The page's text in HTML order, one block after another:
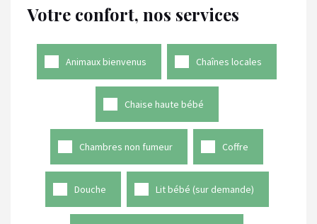
Votre confort, nos services
Animaux bienvenus Chaînes locales
Chaise haute bébé
Chambres non fumeur Coffre
Douche Lit bébé (sur demande)